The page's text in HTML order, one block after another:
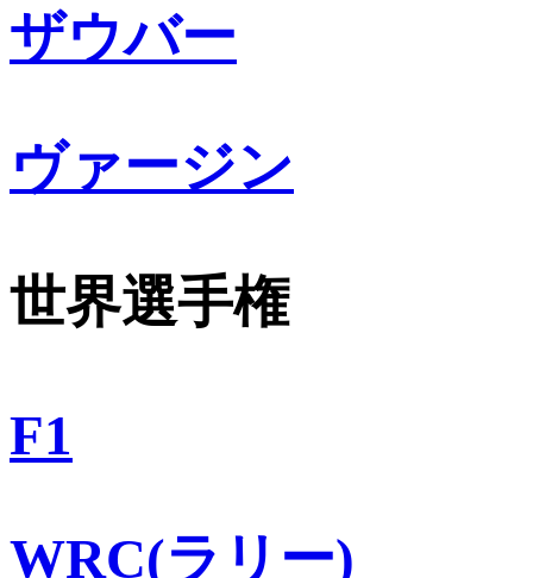
ザウバー
ヴァージン
世界選手権
F1
WRC(ラリー)